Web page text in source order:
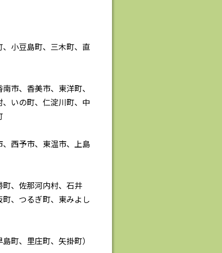
小豆島町、三木町、直
市、香美市、東洋町、
いの町、仁淀川町、中
西予市、東温市、上島
、佐那河内村、石井
、つるぎ町、東みよし
町、里庄町、矢掛町）